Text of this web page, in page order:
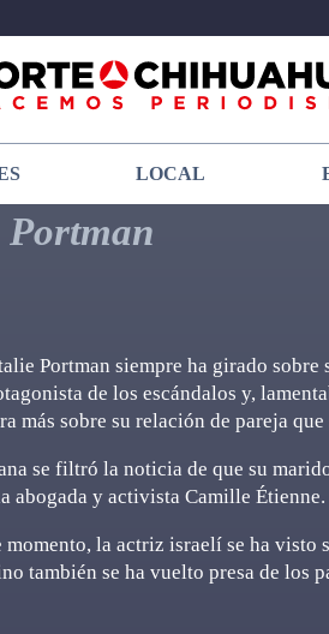
periodismo
LOCAL
Portman siempre ha girado
de los escándalos y,
más sobre su relación de pareja
se filtró la noticia de que su
abogada y activista Camille Étienne.
momento, la actriz israelí se ha visto
también se ha vuelto presa de los